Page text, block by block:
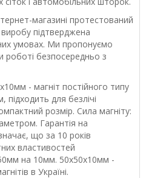
магазині протестований
підтверджена
умовах. Ми пропонуємо
роботі безпосередньо з
- магніт постійного типу
для безлічі
розмір. Сила магніту:
Гарантія на
що за 10 років
властивостей
на 10мм. 50х50х10мм -
в Україні.